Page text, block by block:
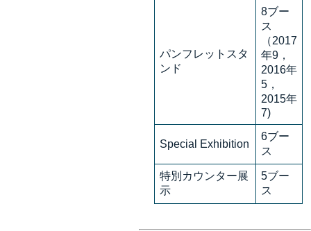
パンフレットスタ
ンド
8ブー
ス
（2017
年9，
2016年
5，
2015年
7)
Special Exhibition
6ブー
ス
特別カウンター展
示
5ブー
ス